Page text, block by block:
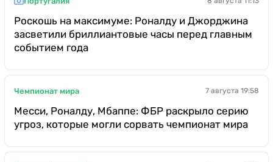
Роскошь на максимуме: Роналду и Джорджина
засветили бриллиантовые часы перед главным
событием года
Чемпионат мира 7 августа 19:58
Месси, Роналду, Мбаппе: ФБР раскрыло серию
угроз, которые могли сорвать чемпионат мира